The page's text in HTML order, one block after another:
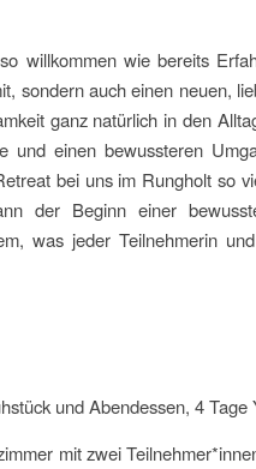
willkommen wie bereits
sondern auch einen neuen,
ganz natürlich in den
und einen bewussteren
bei uns im Rungholt so
der Beginn einer
was jeder Teilnehmerin
und Abendessen, 4 Tage
mit zwei